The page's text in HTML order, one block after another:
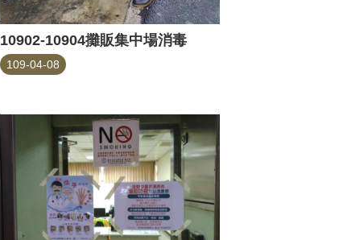
10902-10904攤販集中場消毒
109-04-08